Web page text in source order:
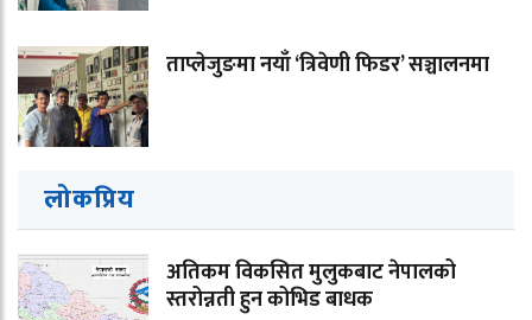
ताप्लेजुङमा नयाँ ‘त्रिवेणी फिडर’ सञ्चालनमा
लोकप्रिय
अतिकम विकसित मुलुकबाट नेपालको
स्तरोन्नती हुन कोभिड बाधक